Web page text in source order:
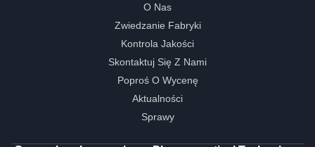
O Nas
Zwiedzanie Fabryki
Kontrola Jakości
Skontaktuj Się Z Nami
Poproś O Wycenę
Aktualności
Sprawy